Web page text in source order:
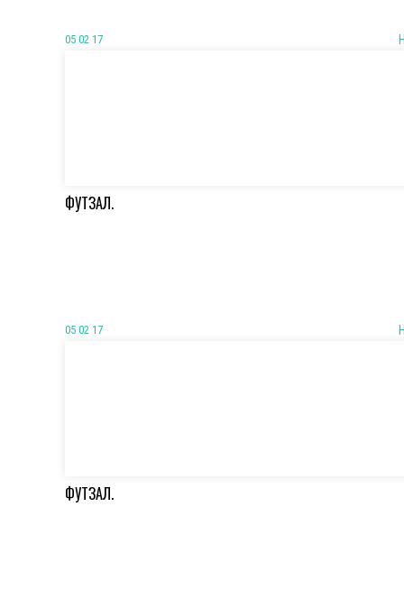
05 02 17
ФУТЗАЛ.
05 02 17
ФУТЗАЛ.